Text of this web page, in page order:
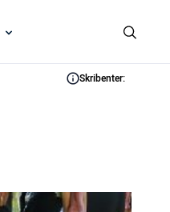
Skribenter: